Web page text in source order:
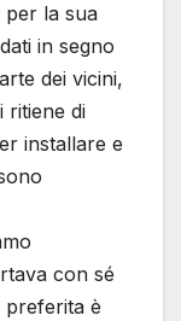
per la sua
in segno
dei vicini,
ritiene di
installare e
con sé
preferita è